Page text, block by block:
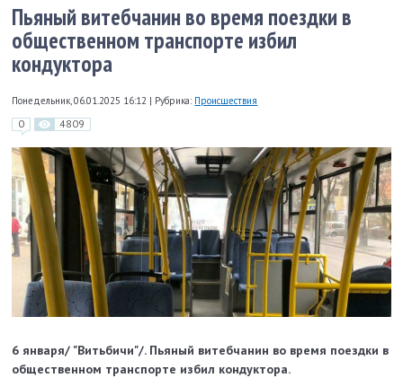
Пьяный витебчанин во время поездки в
общественном транспорте избил
кондуктора
Понедельник, 06.01.2025 16:12 | Рубрика: Происшествия
0 4809
6 января/ "Витьбичи"/. Пьяный витебчанин во время поездки в
общественном транспорте избил кондуктора.